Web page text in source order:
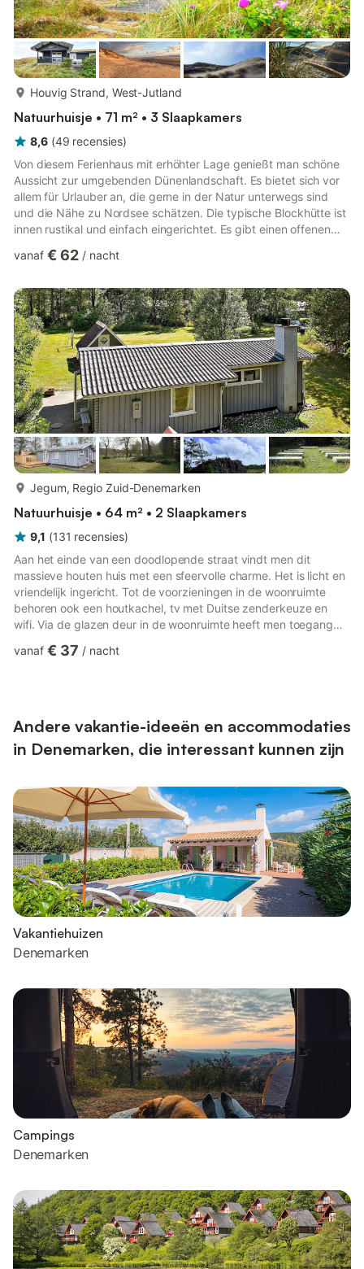
Houvig Strand, West-Jutland
Natuurhuisje • 71 m² • 3 Slaapkamers
8,6 (49 recensies)
Von diesem Ferienhaus mit erhöhter Lage genießt man schöne
Aussicht zur umgebenden Dünenlandschaft. Es bietet sich vor
allem für Urlauber an, die gerne in der Natur unterwegs sind
und die Nähe zu Nordsee schätzen. Die typische Blockhütte ist
innen rustikal und einfach eingerichtet. Es gibt einen offenen
Schlafzimmer mit Doppelbett, die beiden anderen mit jeweils
Fotos). Das Haus ist für max. 4 Personen zugelassen. Für
sonnige Tage stehen im Außenbereich teils überdachte Terr...
vanaf € 62 / nacht
Jegum, Regio Zuid-Denemarken
Natuurhuisje • 64 m² • 2 Slaapkamers
9,1 (131 recensies)
Aan het einde van een doodlopende straat vindt men dit
massieve houten huis met een sfeervolle charme. Het is licht en
vriendelijk ingericht. Tot de voorzieningen in de woonruimte
behoren ook een houtkachel, tv met Duitse zenderkeuze en
wifi. Via de glazen deur in de woonruimte heeft men toegang
voor spel en plezier van de kinderen. Praktische helpers zoals
vanaf € 37 / nacht
Andere vakantie-ideeën en accommodaties
in Denemarken, die interessant kunnen zijn
Vakantiehuizen
Denemarken
Campings
Denemarken